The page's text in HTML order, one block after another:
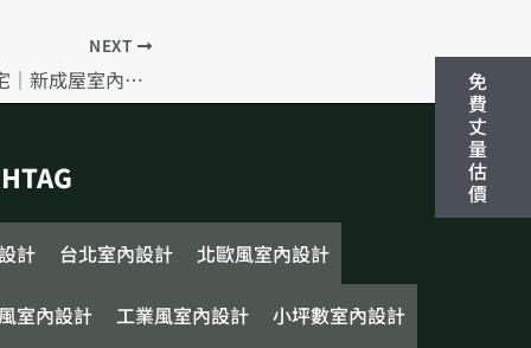
NEXT
《多元素現代奢華宅｜新成屋室內設計》
計 台北室內設計 北歐風室內設計
室內設計 工業風室內設計 小坪數室內設計
免
費
丈
量
估
價